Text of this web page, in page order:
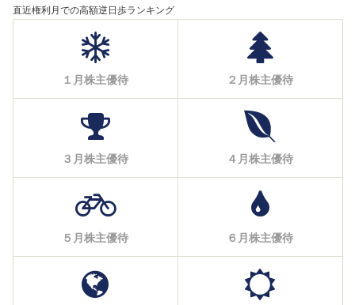
直近権利月での高額逆日歩ランキング
１月株主優待 ２月株主優待
３月株主優待 ４月株主優待
５月株主優待 ６月株主優待